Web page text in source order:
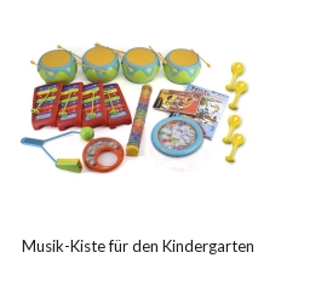
Musik-Kiste für den Kindergarten